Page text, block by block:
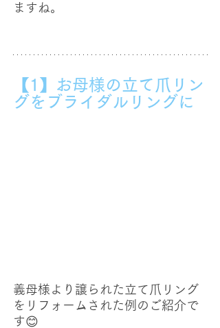
ますね。
【1】お母様の立て爪リン
グをブライダルリングに
義母様より譲られた立て爪リング
をリフォームされた例のご紹介で
す😊